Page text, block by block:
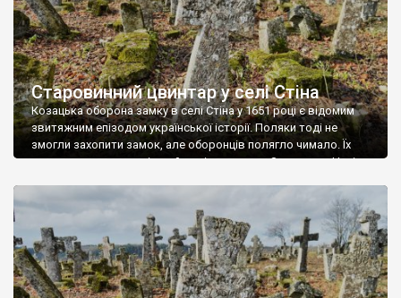
Старовинний цвинтар у селі Стіна
Козацька оборона замку в селі Стіна у 1651 році є відомим
звитяжним епізодом української історії. Поляки тоді не
змогли захопити замок, але оборонців полягло чимало. Їх
поховали на цвинтарі, який тоді називався Замковим. Нині на
ньому чимало хрестів 19 століття, є такі, де епітафії стер […]